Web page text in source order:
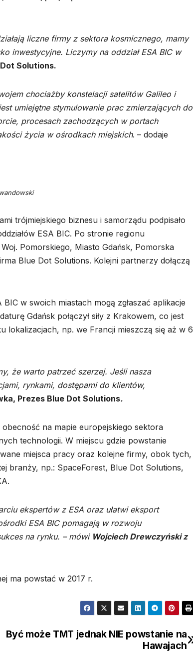
liczne firmy z sektora kosmicznego, mamy
inwestycyjne. Liczymy na oddział ESA BIC w
Solutions.
chociażby konstelacji satelitów Galileo i
umiejętne stymulowanie prac zmierzających do
procesach zachodzących w portach
życia w ośrodkach miejskich. – dodaje
trójmiejskiego biznesu i samorządu podpisało
ESA BIC. Po stronie regionu
Pomorskiego, Miasto Gdańsk, Pomorska
Blue Dot Solutions. Kolejni partnerzy dołączą
w swoich miastach mogą zgłaszać aplikacje
Gdańsk połączył siły z Krakowem, co jest
lokalizacjach, np. we Francji mieszczą się aż w 6
że warto patrzeć szerzej. Jeśli nasza
rynkami, dostępami do klientów,
Prezes Blue Dot Solutions.
na mapie europejskiego sektora
technologii. W miejscu gdzie powstanie
miejsca pracy oraz kolejne firmy, obok tych,
branży, np.: SpaceForest, Blue Dot Solutions,
ekspertów z ESA oraz ułatwi eksport
ESA BIC pomagają w rozwoju
na rynku. – mówi Wojciech Drewczyński z
ma powstać w 2017 r.
Być może TMT jednak NIE powstanie na
Hawajach